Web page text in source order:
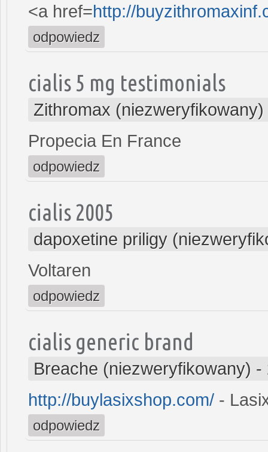
<a href=http://
odpowiedz
cialis 5 mg testimonials
Zithromax (niezweryfikowany)
Propecia En France
odpowiedz
cialis 2005
dapoxetine priligy
Voltaren
odpowiedz
cialis generic brand
Breache (niezweryfikowany) -
http://buylasixshop.com/ -
odpowiedz